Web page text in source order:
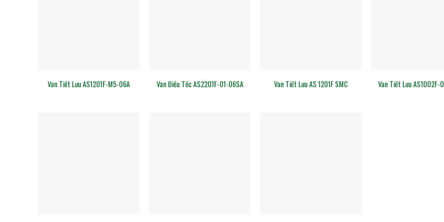
Van Tiết Lưu AS1201F-M5-06A Van Điều Tốc AS2201F-01-06SA Van Tiết Lưu AS 1201F SMC Van Tiết Lưu AS1002F-